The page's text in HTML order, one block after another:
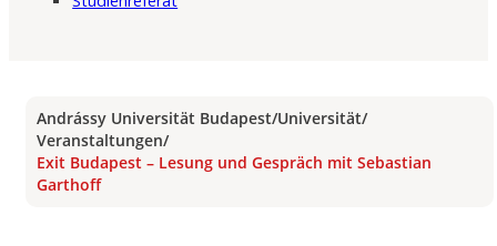
Andrássy Universität Budapest/Universität/
Veranstaltungen/
Exit Budapest – Lesung und Gespräch mit Sebastian
Garthoff